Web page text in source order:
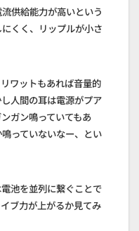
供給能力が高いという
くく、リップルが小さ
ワットもあれば音量的
人間の耳は電源がプア
ガン鳴っていてもあ
っていないなー、とい
池を並列に繋ぐことで
ブ力が上がるか見てみ